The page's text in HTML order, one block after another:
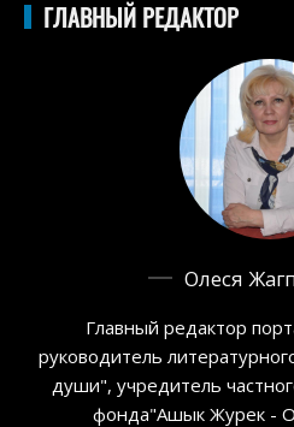
ГЛАВНЫЙ РЕДАКТОР
Олеся
Главный редактор
руководитель
души", учредитель
фонда"Ашык Журек -